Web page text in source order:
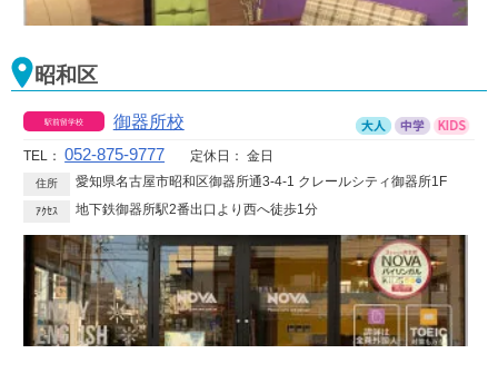
昭和区
御器所校
TEL： 052-875-9777 定休日： 金日
住所 愛知県名古屋市昭和区御器所通3-4-1 クレールシティ御器所1F
ｱｸｾｽ 地下鉄御器所駅2番出口より西へ徒歩1分